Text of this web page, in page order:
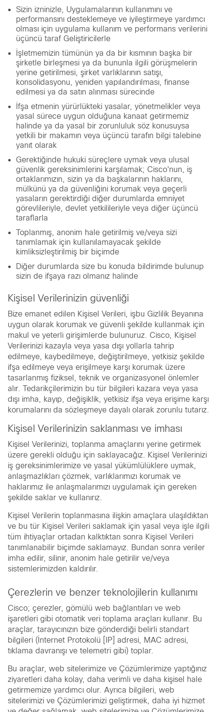
Sizin izninizle, Uygulamalarının kullanımını ve
performansını desteklemeye ve iyileştirmeye yardımcı
olması için uygulama kullanım ve performans verilerini
üçüncü taraf Geliştiricilerle
İşletmemizin tümünün ya da bir kısmının başka bir
şirketle birleşmesi ya da bununla ilgili görüşmelerin
yerine getirilmesi, şirket varlıklarının satışı,
konsolidasyonu, yeniden yapılandırılması, finanse
edilmesi ya da satın alınması sürecinde
İfşa etmenin yürürlükteki yasalar, yönetmelikler veya
yasal sürece uygun olduğuna kanaat getirmemiz
halinde ya da yasal bir zorunluluk söz konusuysa
yetkili bir makamın veya üçüncü tarafın bilgi talebine
yanıt olarak
Gerektiğinde hukuki süreçlere uymak veya ulusal
güvenlik gereksinimlerini karşılamak; Cisco'nun, iş
ortaklarımızın, sizin ya da başkalarının haklarını,
mülkünü ya da güvenliğini korumak veya geçerli
yasaların gerektirdiği diğer durumlarda emniyet
görevlileriyle, devlet yetkilileriyle veya diğer üçüncü
taraflarla
Toplanmış, anonim hale getirilmiş ve/veya sizi
tanımlamak için kullanılamayacak şekilde
kimliksizleştirilmiş bir biçimde
Diğer durumlarda size bu konuda bildirimde bulunup
sizin de ifşaya razı olmanız halinde
Kişisel Verilerinizin güvenliği
Bize emanet edilen Kişisel Verileri, işbu Gizlilik Beyanına
uygun olarak korumak ve güvenli şekilde kullanmak için
makul ve yeterli girişimlerde bulunuruz. Cisco, Kişisel
Verilerinizi kazayla veya yasa dışı yollarla tahrip
edilmeye, kaybedilmeye, değiştirilmeye, yetkisiz şekilde
ifşa edilmeye veya erişilmeye karşı korumak üzere
tasarlanmış fiziksel, teknik ve organizasyonel önlemler
alır. Tedarikçilerimizin bu tür bilgileri kazara veya yasa
dışı imha, kayıp, değişiklik, yetkisiz ifşa veya erişime karşı
korumalarını da sözleşmeye dayalı olarak zorunlu tutarız.
Kişisel Verilerinizin saklanması ve imhası
Kişisel Verilerinizi, toplanma amaçlarını yerine getirmek
üzere gerekli olduğu için saklayacağız. Kişisel Verilerinizi
iş gereksinimlerimize ve yasal yükümlülüklere uymak,
anlaşmazlıkları çözmek, varlıklarımızı korumak ve
haklarımız ile anlaşmalarımızı uygulamak için gereken
şekilde saklar ve kullanırız.
Kişisel Verilerin toplanmasına ilişkin amaçlara ulaşıldıktan
ve bu tür Kişisel Verileri saklamak için yasal veya işle ilgili
tüm ihtiyaçlar ortadan kalktıktan sonra Kişisel Verileri
tanımlanabilir biçimde saklamayız. Bundan sonra veriler
imha edilir, silinir, anonim hale getirilir ve/veya
sistemlerimizden kaldırılır.
Çerezlerin ve benzer teknolojilerin kullanımı
Cisco; çerezler, gömülü web bağlantıları ve web
işaretleri gibi otomatik veri toplama araçları kullanır. Bu
araçlar, tarayıcınızın bize gönderdiği belirli standart
bilgileri (İnternet Protokolü [IP] adresi, MAC adresi,
tıklama davranışı ve telemetri gibi) toplar.
Bu araçlar, web sitelerimize ve Çözümlerimize yaptığınız
ziyaretleri daha kolay, daha verimli ve daha kişisel hale
getirmemize yardımcı olur. Ayrıca bilgileri, web
sitelerimizi ve Çözümlerimizi geliştirmek, daha iyi hizmet